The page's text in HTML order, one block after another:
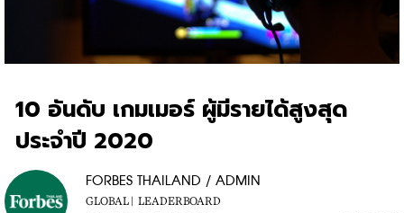
10 อันดับ เกมเมอร์ ผู้มีรายได้สูงสุด
ประจำปี 2020
FORBES THAILAND / ADMIN
GLOBAL | LEADERBOARD